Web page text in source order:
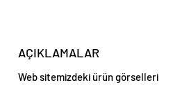
AÇIKLAMALAR
Web sitemizdeki ürün görselleri